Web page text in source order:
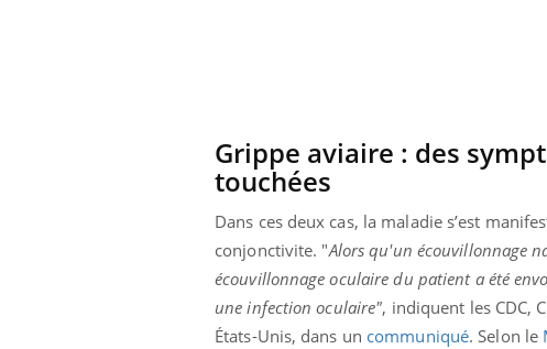
Grippe aviaire : des
touchées
Dans ces deux cas, la maladie s’est
conjonctivite. "Alors qu'un écouvillonnage
écouvillonnage oculaire du patient a été
une infection oculaire", indiquent les CDC,
États-Unis, dans un communiqué. Selon le